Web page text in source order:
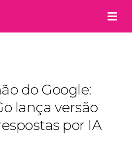
do Google:
lança versão
por IA